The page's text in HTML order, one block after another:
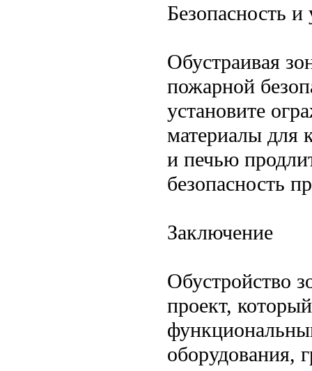
Безопасность и
Обустраивая
пожарной
установите
материалы для
и печью
безопасность
Заключение
Обустройство
проект,
оборудования,